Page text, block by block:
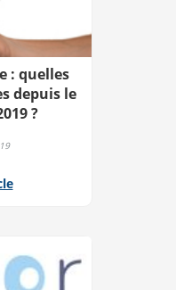
: quelles
depuis le
?